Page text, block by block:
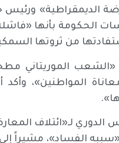
ورئيس
الحكومة بأنها
من ثروتها
«الشعب الموريتاني
المواطنين»، وأكد
لـ«ائتلاف
الفساد»، مشيراً